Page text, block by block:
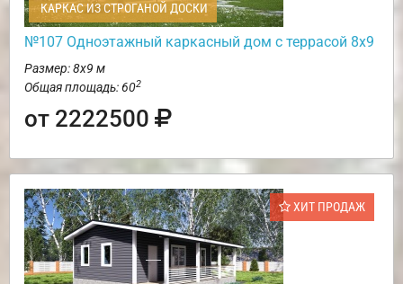
КАРКАС ИЗ СТРОГАНОЙ ДОСКИ
№107 Одноэтажный каркасный дом с террасой 8х9
Размер: 8х9 м
Общая площадь: 602
от 2222500
ХИТ ПРОДАЖ